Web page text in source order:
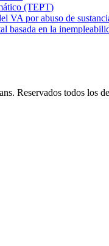
(TEPT)
VA por abuso de
basada en la
Reservados todos los